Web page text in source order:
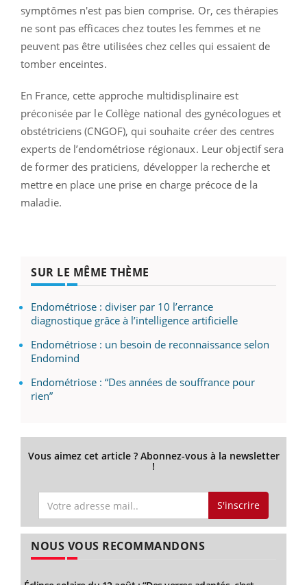
symptômes n'est pas bien comprise. Or, ces thérapies
ne sont pas efficaces chez toutes les femmes et ne
peuvent pas être utilisées chez celles qui essaient de
tomber enceintes.
En France, cette approche multidisplinaire est
préconisée par le Collège national des gynécologues et
obstétriciens (CNGOF), qui souhaite créer des centres
experts de l’endométriose régionaux. Leur objectif sera
de former des praticiens, développer la recherche et
mettre en place une prise en charge précoce de la
maladie.
SUR LE MÊME THÈME
Endométriose : diviser par 10 l’errance
diagnostique grâce à l’intelligence artificielle
Endométriose : un besoin de reconnaissance selon
Endomind
Endométriose : “Des années de souffrance pour
rien”
Vous aimez cet article ? Abonnez-vous à la newsletter
!
S'inscrire
NOUS VOUS RECOMMANDONS